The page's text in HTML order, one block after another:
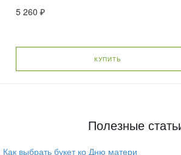
5 260 ₽
КУПИТЬ
Полезные
Как выбрать букет ко Дню матери